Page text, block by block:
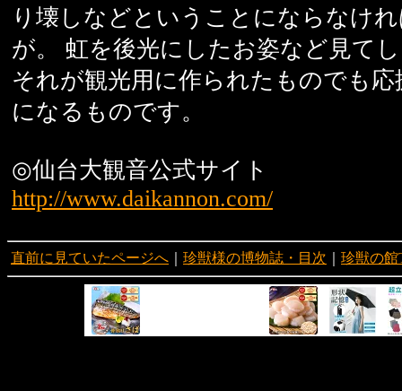
り壊しなどということにならなけ
が。 虹を後光にしたお姿など見て
それが観光用に作られたものでも
になるものです。
◎仙台大観音公式サイト
http://www.daikannon.com/
直前に見ていたページへ 珍獣様の博物誌・目次 珍獣の館